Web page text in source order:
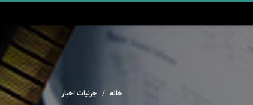
خانه جزئیات اخبار